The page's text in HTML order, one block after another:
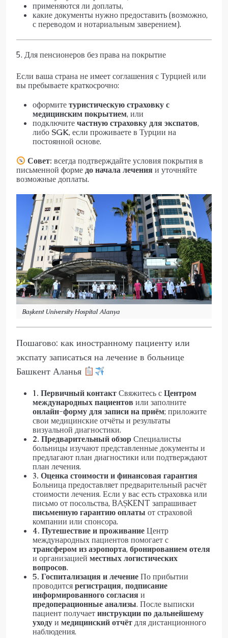
применяются ли доплаты,
какие документы нужно предоставить (возможно,
с переводом и нотариальным заверением).
5. Для пенсионеров без права на покрытие
Если ваша страна не имеет соглашения с Турцией или
вы пребываете краткосрочно:
оформитетуристическую страховку с
медицинским покрытием, или
подключитечастную страховку для экспатов,
либо SGK, если проживаете в Турции на
постоянной основе.
Совет: всегда подтверждайте условия покрытия в
письменной формедо начала леченияи уточняйте
возможные доплаты.
Başkent University Hospital Alanya
Пошагово: как иностранному пациенту или
экспату записаться на лечение в больнице
Башкент Аланья
1. Первичный контактСвяжитесь сЦентром
международных пациентов или заполните
онлайн-форму для записи на приём; приложите
свои медицинские отчёты и результаты
визуальной диагностики.
2. Предварительный обзорСпециалисты
больницы изучают представленные документы и
предлагают план диагностики или подтверждают
план лечения.
3. Оценка стоимости и финансовая гарантия
Больница предоставляет предварительный расчёт
стоимости лечения. Если у вас есть страховка или
письмо от посольства, BAŞKENT запрашивает
письменную гарантию оплаты от страховой
компании или спонсора.
4. Путешествие и проживаниеЦентр
международных пациентов помогает с
трансфером из аэропорта, бронированием отеля
и организацией местных логистических
вопросов.
5. Госпитализация и лечениеПо прибытии
проводитсярегистрация, подписание
информированного согласияи
предоперационные анализы. После выписки
пациент получаетинструкции по дальнейшему
уходуи медицинский отчётдля дистанционного
наблюдения.